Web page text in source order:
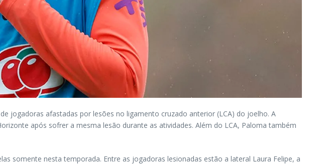
jogadoras afastadas por lesões no ligamento cruzado anterior (LCA) do joelho. A
após sofrer a mesma lesão durante as atividades. Além do LCA, Paloma também
somente nesta temporada. Entre as jogadoras lesionadas estão a lateral Laura Felipe, a